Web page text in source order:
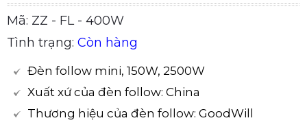
Mã: ZZ - FL - 400W
Tình trạng: Còn hàng
Đèn follow mini, 150W, 2500W
Xuất xứ của đèn follow: China
Thương hiệu của đèn follow: GoodWill